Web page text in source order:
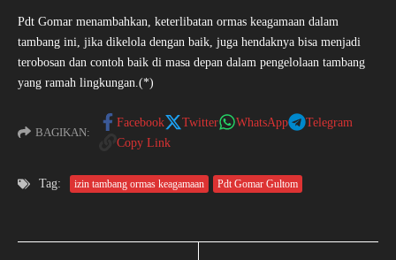
Pdt Gomar menambahkan, keterlibatan ormas keagamaan dalam
tambang ini, jika dikelola dengan baik, juga hendaknya bisa menjadi
terobosan dan contoh baik di masa depan dalam pengelolaan tambang
yang ramah lingkungan.(*)
BAGIKAN:
Facebook Twitter WhatsApp
Telegram
Copy Link
Tag: izin tambang ormas keagamaan Pdt Gomar Gultom